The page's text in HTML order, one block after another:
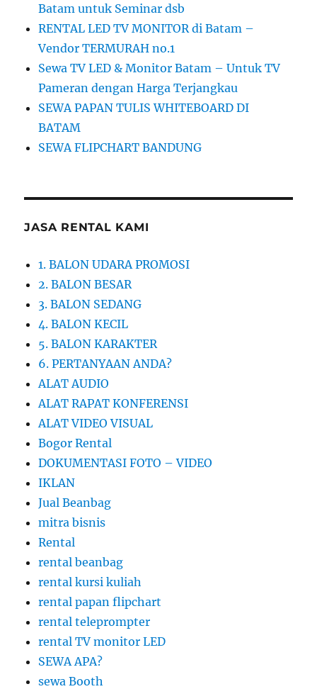
Batam untuk Seminar dsb
RENTAL LED TV MONITOR di Batam –
Vendor TERMURAH no.1
Sewa TV LED & Monitor Batam – Untuk TV
Pameran dengan Harga Terjangkau
SEWA PAPAN TULIS WHITEBOARD DI
BATAM
SEWA FLIPCHART BANDUNG
JASA RENTAL KAMI
1. BALON UDARA PROMOSI
2. BALON BESAR
3. BALON SEDANG
4. BALON KECIL
5. BALON KARAKTER
6. PERTANYAAN ANDA?
ALAT AUDIO
ALAT RAPAT KONFERENSI
ALAT VIDEO VISUAL
Bogor Rental
DOKUMENTASI FOTO – VIDEO
IKLAN
Jual Beanbag
mitra bisnis
Rental
rental beanbag
rental kursi kuliah
rental papan flipchart
rental teleprompter
rental TV monitor LED
SEWA APA?
sewa Booth